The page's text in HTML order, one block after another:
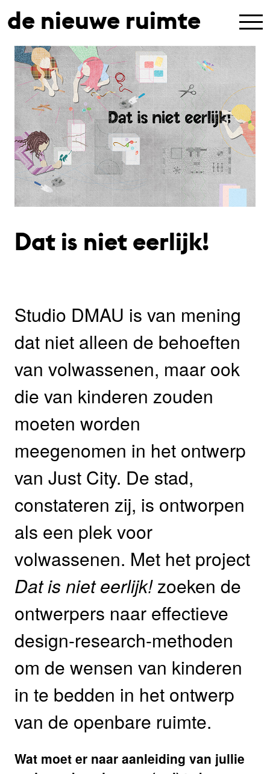
de nieuwe ruimte
Dat is niet eerlijk!
Studio DMAU is van mening
dat niet alleen de behoeften
van volwassenen, maar ook
die van kinderen zouden
moeten worden
meegenomen in het ontwerp
van Just City. De stad,
constateren zij, is ontworpen
als een plek voor
volwassenen. Met het project
Dat is niet eerlijk!zoeken de
ontwerpers naar effectieve
design-research-methoden
om de wensen van kinderen
in te bedden in het ontwerp
van de openbare ruimte.
Wat moet er naar aanleiding van jullie